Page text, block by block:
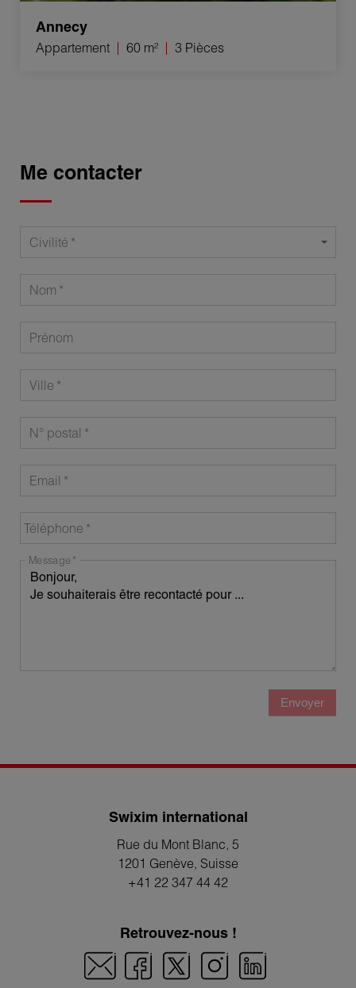
Annecy
Appartement 60 m² 3 Pièces
Me contacter
Civilité
Nom
Prénom
Ville
N° postal
Email
Téléphone
Message
Envoyer
Swixim international
Rue du Mont Blanc, 5
1201 Genève, Suisse
+41 22 347 44 42
Retrouvez-nous !